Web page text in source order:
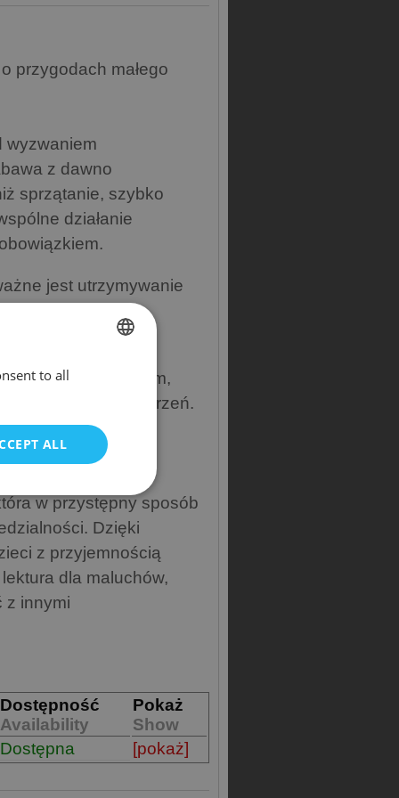
przygodach małego
wyzwaniem
z dawno
sprzątanie, szybko
działanie
jest utrzymywanie
przedszkolnym,
rzeczy i przestrzeń.
i nauczycieli do
w przystępny sposób
Dzięki
z przyjemnością
dla maluchów,
z innymi
Dostępność
Availability
Pokaż
Show
Dostępna [pokaż]
to all
ALL